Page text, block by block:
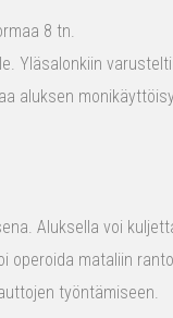
8 tn.
Yläsalonkiin
aluksen
Aluksella voi
mataliin
työntämiseen.